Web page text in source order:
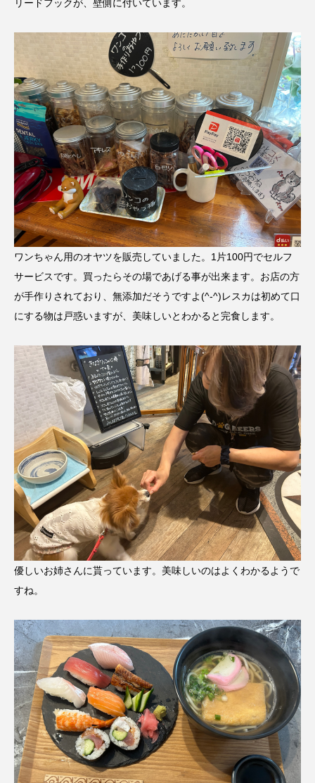
リードフックが、壁側に付いています。
ワンちゃん用のオヤツを販売していました。1片100円でセルフ
サービスです。買ったらその場であげる事が出来ます。お店の方
が手作りされており、無添加だそうですよ(^-^)レスカは初めて口
にする物は戸惑いますが、美味しいとわかると完食します。
優しいお姉さんに貰っています。美味しいのはよくわかるようで
すね。